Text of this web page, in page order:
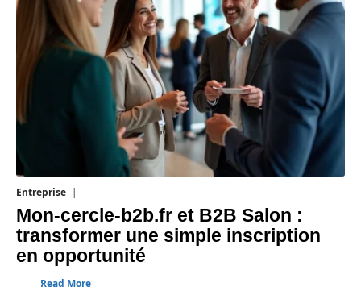
Entreprise
Mon-cercle-b2b.fr et B2B Salon :
transformer une simple inscription
en opportunité
Read More